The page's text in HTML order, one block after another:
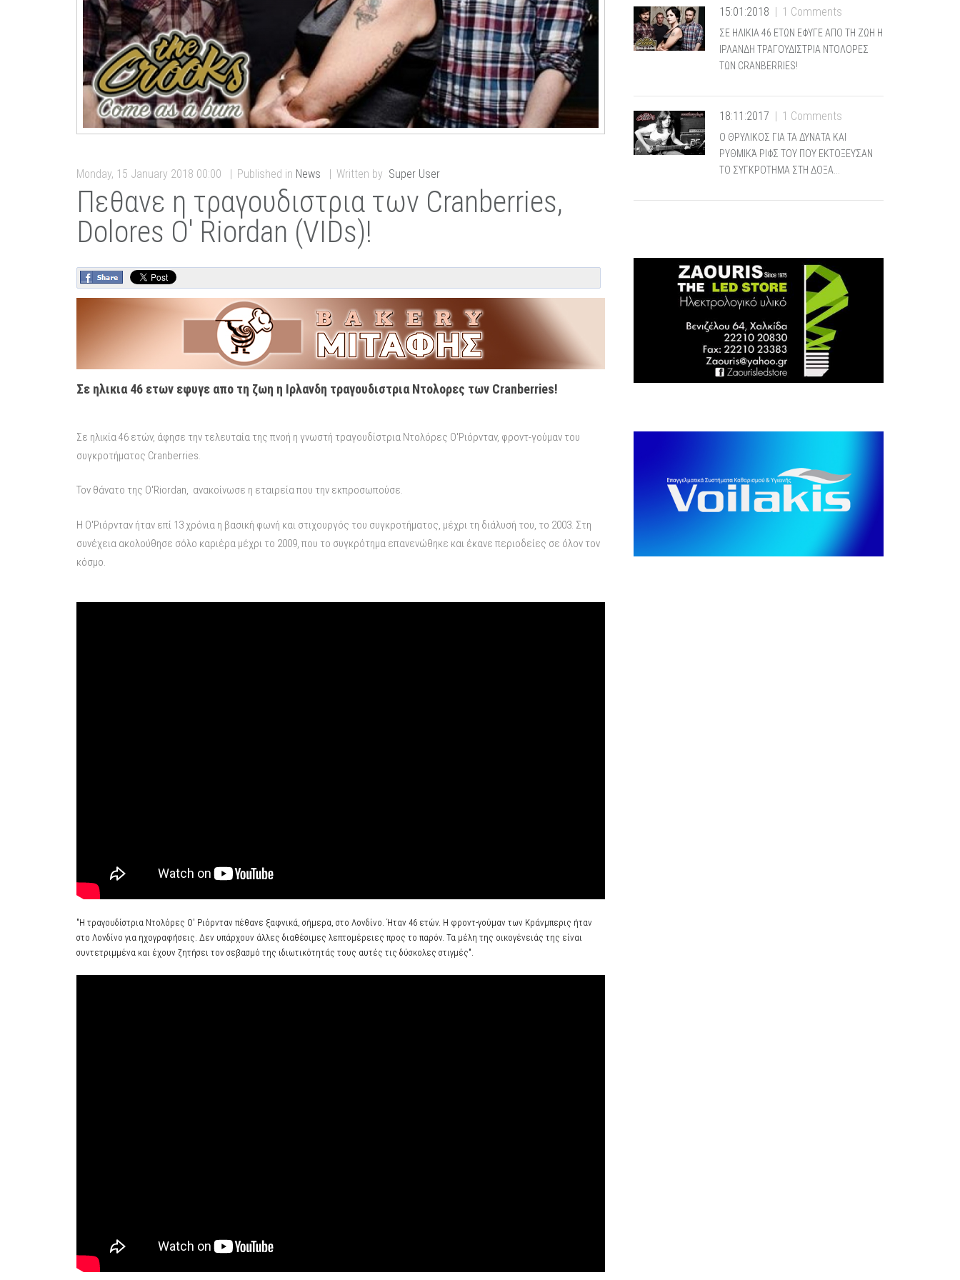
Monday, 15 January 2018 00:00 Published in News Written by Super User
Πεθανε η τραγουδιστρια των Cranberries,
Dolores Ο' Riordan (VIDs)!
Σε ηλικια 46 ετων εφυγε απο τη ζωη η Ιρλανδη τραγουδιστρια Ντολορες των Cranberries!
Σε ηλικία 46 ετών, άφησε την τελευταία της πνοή η γνωστή τραγουδίστρια Ντολόρες Ο'Ριόρνταν, φροντ-γούμαν του
συγκροτήματος Cranberries.
Τον θάνατο της O'Riordan, ανακοίνωσε η εταιρεία που την εκπροσωπούσε.
Η Ο'Ριόρνταν ήταν επί 13 χρόνια η βασική φωνή και στιχουργός του συγκροτήματος, μέχρι τη διάλυσή του, το 2003. Στη
συνέχεια ακολούθησε σόλο καριέρα μέχρι το 2009, που το συγκρότημα επανενώθηκε και έκανε περιοδείες σε όλον τον
κόσμο.
"Η τραγουδίστρια Ντολόρες Ο' Ριόρνταν πέθανε ξαφνικά, σήμερα, στο Λονδίνο. Ήταν 46 ετών. Η φροντ-γούμαν των Κράνμπερις ήταν
στο Λονδίνο για ηχογραφήσεις. Δεν υπάρχουν άλλες διαθέσιμες λεπτομέρειες προς το παρόν. Τα μέλη της οικογένειάς της είναι
συντετριμμένα και έχουν ζητήσει τον σεβασμό της ιδιωτικότητάς τους αυτές τις δύσκολες στιγμές".
15:01:2018 1 Comments
ΣΕ ΗΛΙΚΙΑ 46 ΕΤΩΝ ΕΦΥΓΕ ΑΠΟ ΤΗ ΖΩΗ Η
ΙΡΛΑΝΔΗ ΤΡΑΓΟΥΔΙΣΤΡΙΑ ΝΤΟΛΟΡΕΣ
ΤΩΝ CRANBERRIES!
18:11:2017 1 Comments
Ο ΘΡΥΛΙΚΟΣ ΓΙΑ ΤΑ ΔΥΝΑΤΑ ΚΑΙ
ΡΥΘΜΙΚΆ ΡΙΦΣ ΤΟΥ ΠΟΥ ΕΚΤΟΞΕΥΣΑΝ
ΤΟ ΣΥΓΚΡΟΤΗΜΑ ΣΤΗ ΔΟΞΑ…